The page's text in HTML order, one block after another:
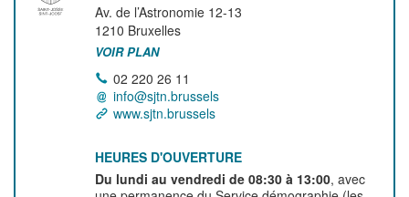
Av. de l’Astronomie 12-13
1210 Bruxelles
VOIR PLAN
02 220 26 11
info@sjtn.brussels
www.sjtn.brussels
HEURES D'OUVERTURE
Du lundi au vendredi de 08:30 à 13:00, avec